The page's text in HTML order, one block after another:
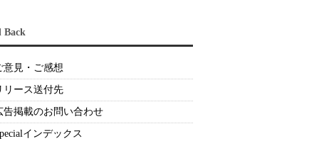
Back
意見・ご感想
リース送付先
告掲載のお問い合わせ
インデックス